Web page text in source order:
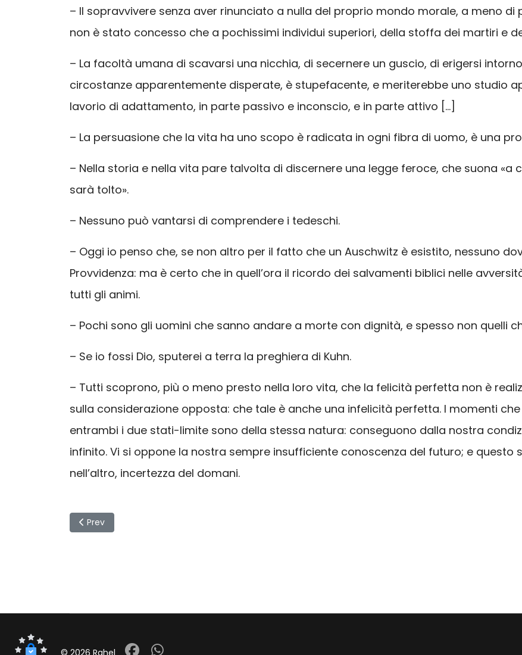
– Il sopravvivere senza aver rinunciato a nulla del proprio mondo morale, a meno
non è stato concesso che a pochissimi individui superiori, della stoffa dei martiri e
– La facoltà umana di scavarsi una nicchia, di secernere un guscio, di erigersi
circostanze apparentemente disperate, è stupefacente, e meriterebbe uno studio
lavorio di adattamento, in parte passivo e inconscio, e in parte attivo […]
– La persuasione che la vita ha uno scopo è radicata in ogni fibra di uomo, è una
– Nella storia e nella vita pare talvolta di discernere una legge feroce, che suona «a
sarà tolto».
– Nessuno può vantarsi di comprendere i tedeschi.
– Oggi io penso che, se non altro per il fatto che un Auschwitz è esistito, nessuno
Provvidenza: ma è certo che in quell’ora il ricordo dei salvamenti biblici nelle
tutti gli animi.
– Pochi sono gli uomini che sanno andare a morte con dignità, e spesso non quelli
– Se io fossi Dio, sputerei a terra la preghiera di Kuhn.
– Tutti scoprono, più o meno presto nella loro vita, che la felicità perfetta non è
sulla considerazione opposta: che tale è anche una infelicità perfetta. I momenti
entrambi i due stati-limite sono della stessa natura: conseguono dalla nostra
infinito. Vi si oppone la nostra sempre insufficiente conoscenza del futuro; e questo
nell’altro, incertezza del domani.
Previous article: La storia conflitto fraterno.
Prev
© 2026 Rahel